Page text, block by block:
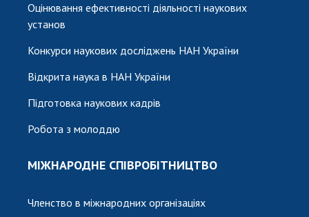
Оцінювання ефективності діяльності наукових
установ
Конкурси наукових досліджень НАН України
Відкрита наука в НАН України
Підготовка наукових кадрів
Робота з молоддю
МІЖНАРОДНЕ СПІВРОБІТНИЦТВО
Членство в міжнародних організаціях